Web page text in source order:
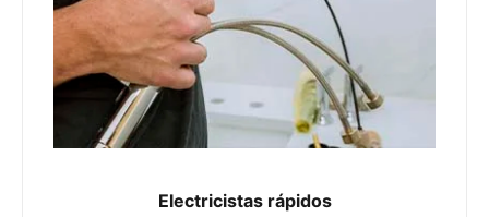
Electricistas rápidos